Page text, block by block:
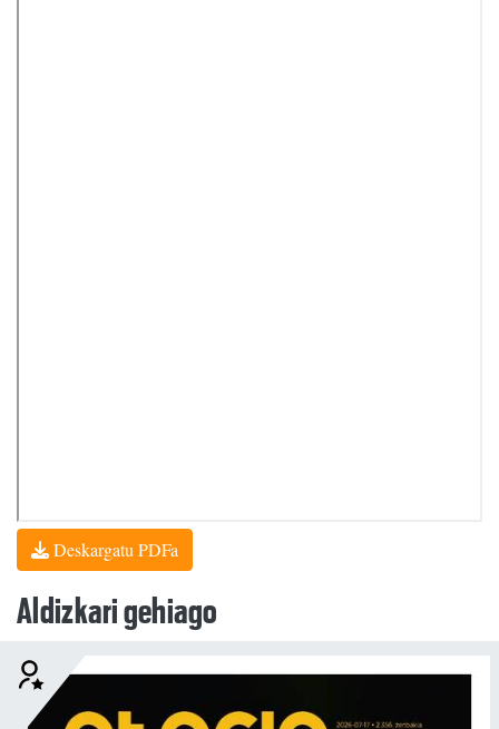
Deskargatu PDFa
Aldizkari gehiago